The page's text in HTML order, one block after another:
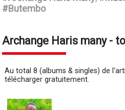
#Butembo
Archange Haris many -
Au total 8 (albums & singles) de
télécharger gratuitement.